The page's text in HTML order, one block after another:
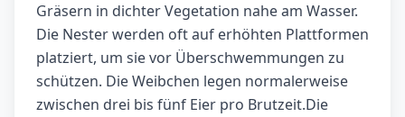
Gräsern in dichter Vegetation nahe am Wasser.
Die Nester werden oft auf erhöhten Plattformen
platziert, um sie vor Überschwemmungen zu
schützen. Die Weibchen legen normalerweise
zwischen drei bis fünf Eier pro Brutzeit.Die